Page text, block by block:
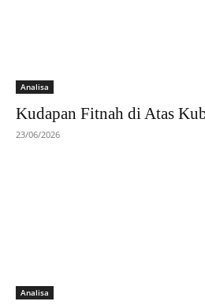
Analisa
Kudapan Fitnah di Atas
23/06/2026
Analisa